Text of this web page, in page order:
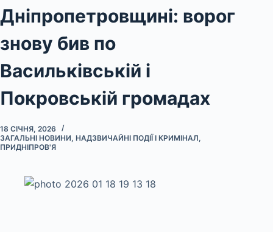
Дніпропетровщині: ворог
знову бив по
Васильківській і
Покровській громадах
18 СІЧНЯ, 2026
ЗАГАЛЬНІ НОВИНИ, НАДЗВИЧАЙНІ ПОДІЇ І КРИМІНАЛ,
ПРИДНІПРОВ'Я